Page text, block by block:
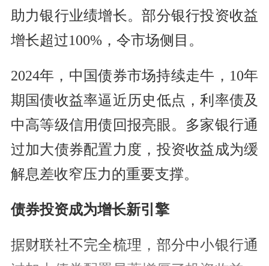
助力银行业绩增长。部分银行投资收益
增长超过100%，令市场侧目。
2024年，中国债券市场持续走牛，10年
期国债收益率逼近历史低点，利率债及
中高等级信用债回报亮眼。多家银行通
过加大债券配置力度，投资收益成为缓
解息差收窄压力的重要支撑。
债券投资成为增长新引擎
据财联社不完全梳理，部分中小银行通